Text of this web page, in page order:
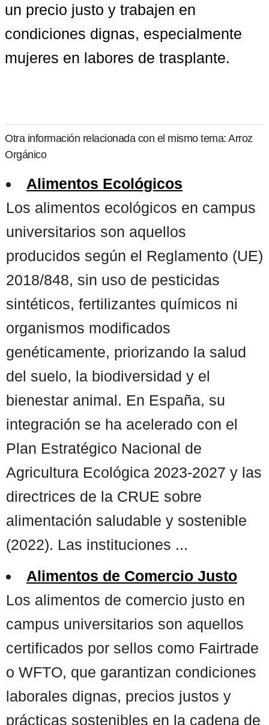
un precio justo y trabajen en
condiciones dignas, especialmente
mujeres en labores de trasplante.
Otra información relacionada con el mismo tema: Arroz
Orgánico
Alimentos Ecológicos
Los alimentos ecológicos en campus
universitarios son aquellos
producidos según el Reglamento (UE)
2018/848, sin uso de pesticidas
sintéticos, fertilizantes químicos ni
organismos modificados
genéticamente, priorizando la salud
del suelo, la biodiversidad y el
bienestar animal. En España, su
integración se ha acelerado con el
Plan Estratégico Nacional de
Agricultura Ecológica 2023-2027 y las
directrices de la CRUE sobre
alimentación saludable y sostenible
(2022). Las instituciones ...
Alimentos de Comercio Justo
Los alimentos de comercio justo en
campus universitarios son aquellos
certificados por sellos como Fairtrade
o WFTO, que garantizan condiciones
laborales dignas, precios justos y
prácticas sostenibles en la cadena de